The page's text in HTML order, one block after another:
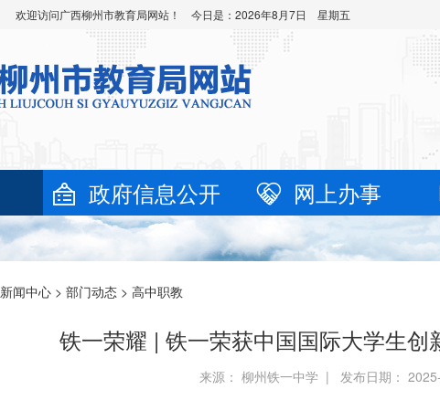
欢迎访问广西柳州市教育局网站！ 今日是： 2026年8月7日 星期五
政府信息公开 网上办事
新闻中心 > 部门动态 > 高中职教
铁一荣耀 | 铁一荣获中国国际大学生
来源： 柳州铁一中学 | 发布日期：